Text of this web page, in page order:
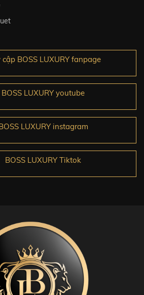
cập BOSS LUXURY fanpage
BOSS LUXURY youtube
LUXURY instagram
BOSS LUXURY Tiktok